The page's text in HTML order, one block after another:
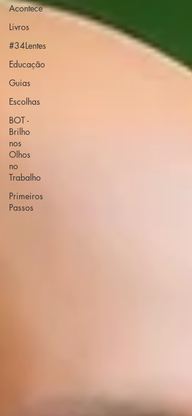
Acontece
Livros
#34Lentes
Educação
Guias
Escolhas
BOT -
Brilho
nos
Olhos
no
Trabalho
Primeiros
Passos